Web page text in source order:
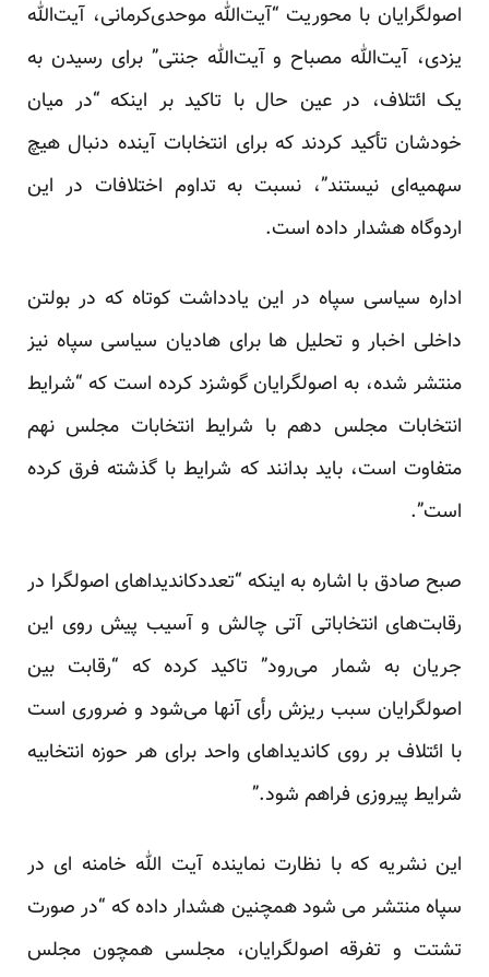
اصولگرایان با محوریت “آیت‌الله موحدی‌کرمانی، آیت‌الله
یزدی، آیت‌الله مصباح و آیت‌الله جنتی” برای رسیدن به
یک ائتلاف، در عین حال با تاکید بر اینکه “در میان
خودشان تأکید کردند که برای انتخابات آینده دنبال هیچ
سهمیه‌ای نیستند”، نسبت به تداوم اختلافات در این
اردوگاه هشدار داده است.
اداره سیاسی سپاه در این یادداشت کوتاه که در بولتن
داخلی اخبار و تحلیل ها برای هادیان سیاسی سپاه نیز
منتشر شده، به اصولگرایان گوشزد کرده است که “شرایط
انتخابات مجلس دهم با شرایط انتخابات مجلس نهم
متفاوت است، باید بدانند که شرایط با گذشته فرق کرده
است”.
صبح صادق با اشاره به اینکه “تعددکاندیداهای اصولگرا در
رقابت‌های انتخاباتی آتی چالش و آسیب پیش روی این
جریان به شمار می‌رود” تاکید کرده که “رقابت بین
اصولگرایان سبب ریزش رأی آنها می‌شود و ضروری است
با ائتلاف بر روی کاندیداهای واحد برای هر حوزه انتخابیه
شرایط پیروزی فراهم شود.”
این نشریه که با نظارت نماینده آیت الله خامنه ای در
سپاه منتشر می شود همچنین هشدار داده که “در صورت
تشتت و تفرقه اصولگرایان، مجلسی همچون مجلس